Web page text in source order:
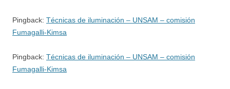
Pingback: Técnicas de iluminación – UNSAM – comisión
Fumagalli-Kimsa
Pingback: Técnicas de iluminación – UNSAM – comisión
Fumagalli-Kimsa